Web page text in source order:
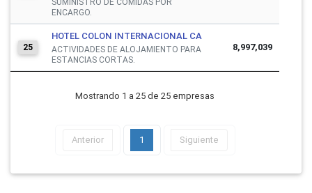
ENCARGO.
25
HOTEL COLON INTERNACIONAL CA
ACTIVIDADES DE ALOJAMIENTO PARA
ESTANCIAS CORTAS.
8,997,039
Mostrando 1 a 25 de 25 empresas
Anterior 1 Siguiente